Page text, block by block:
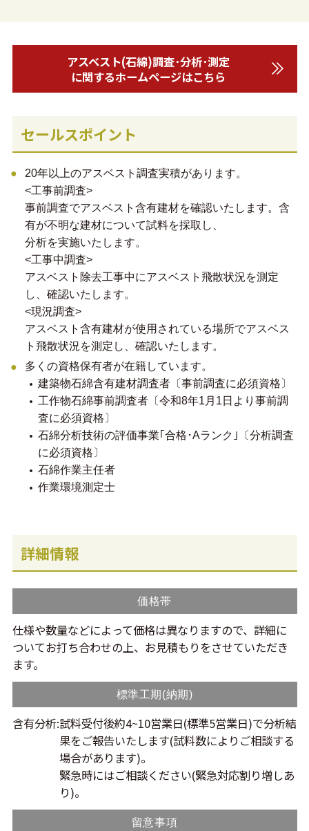
アスベスト(石綿)調査･分析･測定
に関するホームページはこちら
セールスポイント
20年以上のアスベスト調査実積があります。
<工事前調査>
事前調査でアスベスト含有建材を確認いたします。含
有が不明な建材について試料を採取し、
分析を実施いたします。
<工事中調査>
アスベスト除去工事中にアスベスト飛散状況を測定
し、確認いたします。
<現況調査>
アスベスト含有建材が使用されている場所でアスベス
ト飛散状況を測定し、確認いたします。
多くの資格保有者が在籍しています。
建築物石綿含有建材調査者〔事前調査に必須資格〕
工作物石綿事前調査者〔令和8年1月1日より事前調
査に必須資格〕
石綿分析技術の評価事業｢合格･Aランク｣〔分析調査
に必須資格〕
石綿作業主任者
作業環境測定士
詳細情報
価格帯
仕様や数量などによって価格は異なりますので、詳細に
ついてお打ち合わせの上、お見積もりをさせていただき
ます。
標準工期(納期)
含有分析:試料受付後約4~10営業日(標準5営業日)で分析結
果をご報告いたします(試料数によりご相談する
場合があります)。
緊急時にはご相談ください(緊急対応割り増しあ
り)。
留意事項